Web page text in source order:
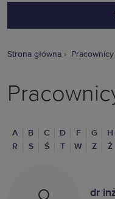
Strona główna Pracownicy
A B C D F G H
R
S Ś T W Z Ż
dr